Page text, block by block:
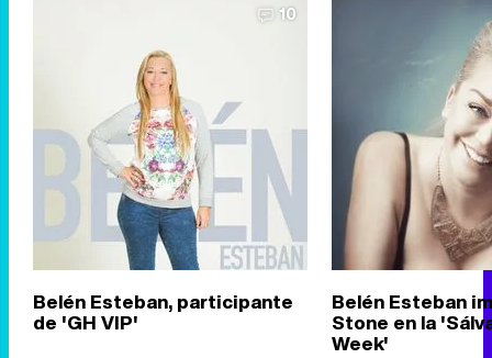
10
Belén Esteban, participante
de 'GH VIP'
Belén Esteban
Stone en la
Week'